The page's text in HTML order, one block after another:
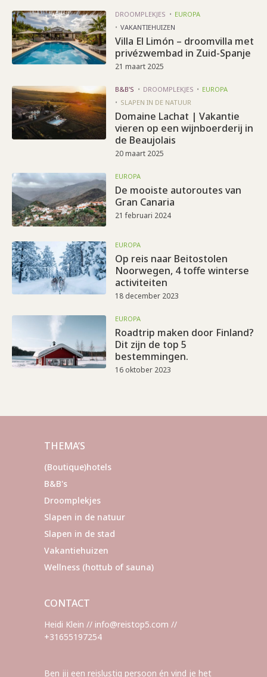
DROOMPLEKJES
EUROPA
VAKANTIEHUIZEN
Villa El Limón – droomvilla met
privézwembad in Zuid-Spanje
21 maart 2025
B&B'S DROOMPLEKJES
EUROPA
SLAPEN IN DE NATUUR
Domaine Lachat | Vakantie
vieren op een wijnboerderij in
de Beaujolais
20 maart 2025
EUROPA
De mooiste autoroutes van
Gran Canaria
21 februari 2024
EUROPA
Op reis naar Beitostolen
Noorwegen, 4 toffe winterse
activiteiten
18 december 2023
EUROPA
Roadtrip maken door Finland?
Dit zijn de top 5
bestemmingen.
16 oktober 2023
THEMA’S
(Boutique)hotels
B&B's
Droomplekjes
Slapen in de natuur
Slapen in de stad
Vakantiehuizen
Wellness (hottub of sauna)
CONTACT
Heidi Klein // info@reistop5.com //
+31655197254
Ben jij een reislustig persoon én vind je het